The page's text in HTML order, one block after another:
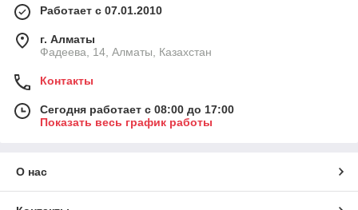
Работает с 07.01.2010
г. Алматы
Фадеева, 14, Алматы, Казахстан
Контакты
Сегодня работает с 08:00 до 17:00
Показать весь график работы
О нас